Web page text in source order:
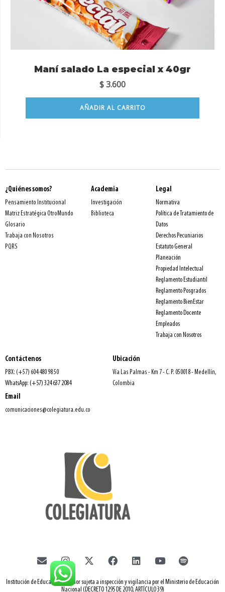
Maní salado La especial x 40gr
$3.600
AÑADIR AL CARRITO
¿Quiénes somos?
Pensamiento Institucional
Matriz Estratégica OtroMundo
Glosario
Trabaja con Nosotros
PQRS
Academia
Investigación
Biblioteca
Legal
Normativa
Política de Tratamiento de
Datos
Derechos Pecuniarios
Estatuto General
Planeación
Propiedad Intelectual
Reglamento Estudiantil
Reglamento Posgrados
Reglamento BienEstar
Reglamento Docente
Empleados
Trabaja con Nosotros
Contáctenos
PBX: (+57) 604 480 98 50
WhatsApp: (+57) 324 637 2084
Email
comunicaciones@colegiatura.edu.co
Ubicación
Vía Las Palmas - Km 7 - C. P. 050018 - Medellín,
Colombia
Institución de Educación Superior sujeta a inspección y vigilancia por el Ministerio de Educación
Nacional (DECRETO 1295 DE 2010, ARTÍCULO 39)